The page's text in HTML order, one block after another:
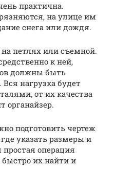
практична.
на улице им
снега или дождя.
петлях или съемной.
к ней,
должны быть
нагрузка будет
от их качества
органайзер.
подготовить чертеж
указать размеры и
операция
их найти и